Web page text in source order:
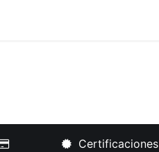
Certificaciones